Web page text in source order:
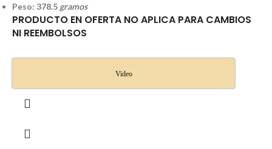
Peso: 378.5 gramos
PRODUCTO EN OFERTA NO APLICA PARA CAMBIOS
NI REEMBOLSOS
Video